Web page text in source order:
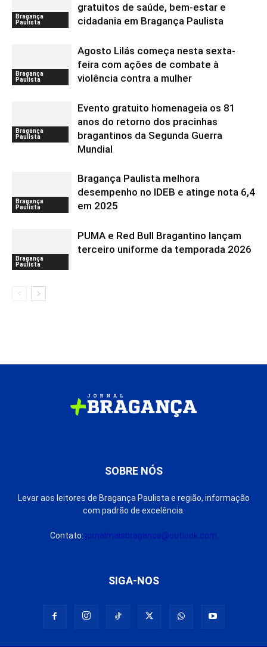
Bragança
Paulista
gratuitos de saúde, bem-estar e
cidadania em Bragança Paulista
Bragança
Paulista
Agosto Lilás começa nesta sexta-
feira com ações de combate à
violência contra a mulher
Bragança
Paulista
Evento gratuito homenageia os 81
anos do retorno dos pracinhas
bragantinos da Segunda Guerra
Mundial
Bragança
Paulista
Bragança Paulista melhora
desempenho no IDEB e atinge nota 6,4
em 2025
Bragança
Paulista
PUMA e Red Bull Bragantino lançam
terceiro uniforme da temporada 2026
SOBRE NÓS
Levar aos leitores de Bragança Paulista e região, informação
com padrão de excelência.
Contato: jornalmaisbraganca@outlook.com
SIGA-NOS